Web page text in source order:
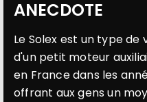
ANECDOTE
Le Solex est un type
d'un petit moteur
en France dans les
offrant aux gens un